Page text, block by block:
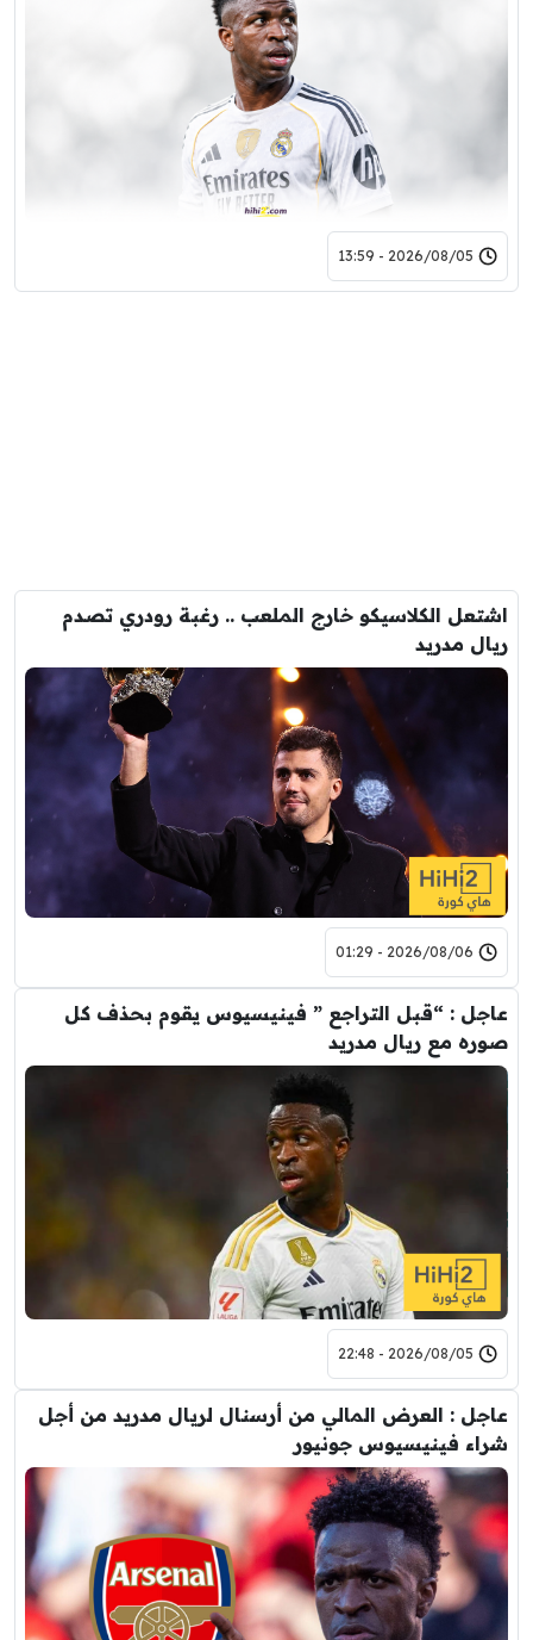
2026/08/05 - 13:59
اشتعل الكلاسيكو خارج الملعب .. رغبة رودري تصدم
ريال مدريد
2026/08/06 - 01:29
عاجل : “قبل التراجع ” فينيسيوس يقوم بحذف كل
صوره مع ريال مدريد
2026/08/05 - 22:48
عاجل : العرض المالي من أرسنال لريال مدريد من أجل
شراء فينيسيوس جونيور